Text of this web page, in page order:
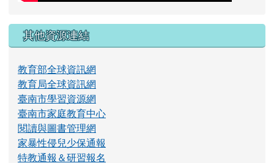
其他資源連結
教育部全球資訊網
教育局全球資訊網
臺南市學習資源網
臺南市家庭教育中心
閱讀與圖書管理網
家暴性侵兒少保通報
特教通報＆研習報名